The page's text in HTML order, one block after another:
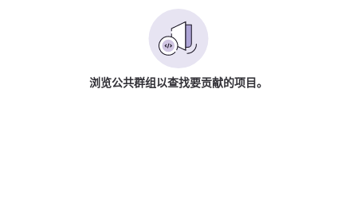
浏览公共群组以查找要贡献的项目。